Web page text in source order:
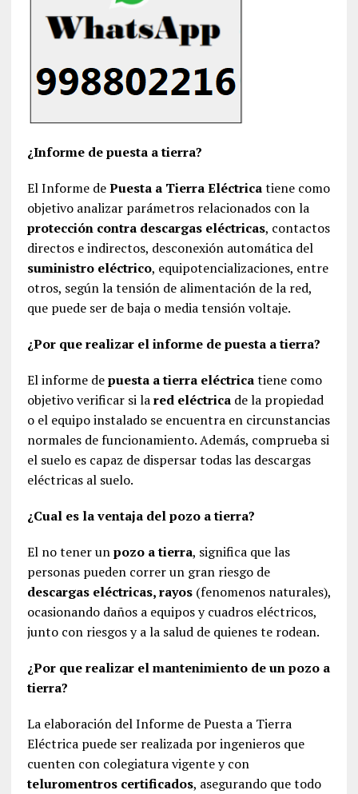
¿Informe de puesta a tierra?
El Informe dePuesta a Tierra Eléctricatiene como
objetivo analizar parámetros relacionados con la
protección contra descargas eléctricas, contactos
directos e indirectos, desconexión automática del
suministro eléctrico, equipotencializaciones, entre
otros, según la tensión de alimentación de la red,
que puede ser de baja o media tensión voltaje.
¿Por que realizar el informe de puesta a tierra?
El informe depuesta a tierra eléctricatiene como
objetivo verificar si lared eléctricade la propiedad
o el equipo instalado se encuentra en circunstancias
normales de funcionamiento. Además, comprueba si
el suelo es capaz de dispersar todas las descargas
eléctricas al suelo.
¿Cual es la ventaja del pozo a tierra?
El no tener unpozo a tierra, significa que las
personas pueden correr un gran riesgo de
descargas eléctricas, rayos(fenomenos naturales),
ocasionando daños a equipos y cuadros eléctricos,
junto con riesgos y a la salud de quienes te rodean.
¿Por que realizar el mantenimiento de un pozo a
tierra?
La elaboración del Informe de Puesta a Tierra
Eléctrica puede ser realizada por ingenieros que
cuenten con colegiatura vigente y con
teluromentros certificados, asegurando que todo